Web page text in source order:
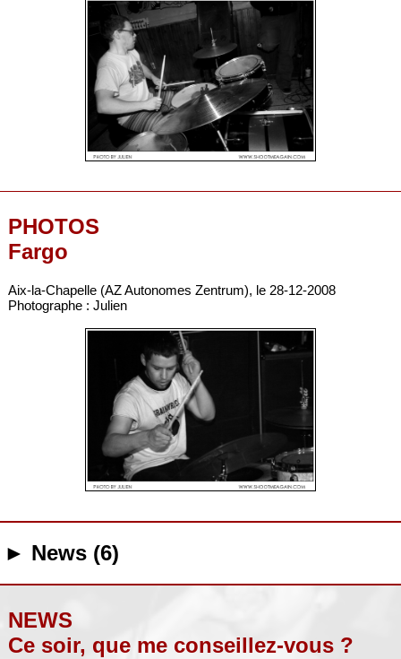
PHOTOS
Fargo
Aix-la-Chapelle (AZ Autonomes Zentrum), le 28-12-2008
Photographe : Julien
► News (6)
NEWS
Ce soir, que me conseillez-vous ?